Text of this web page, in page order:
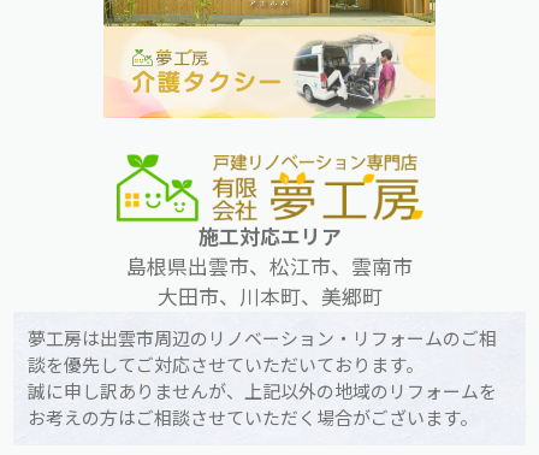
施工対応エリア
島根県出雲市、松江市、雲南市
大田市、川本町、美郷町
夢工房は出雲市周辺のリノベーション・リフォームのご相
談を優先してご対応させていただいております。
誠に申し訳ありませんが、上記以外の地域のリフォームを
お考えの方はご相談させていただく場合がございます。